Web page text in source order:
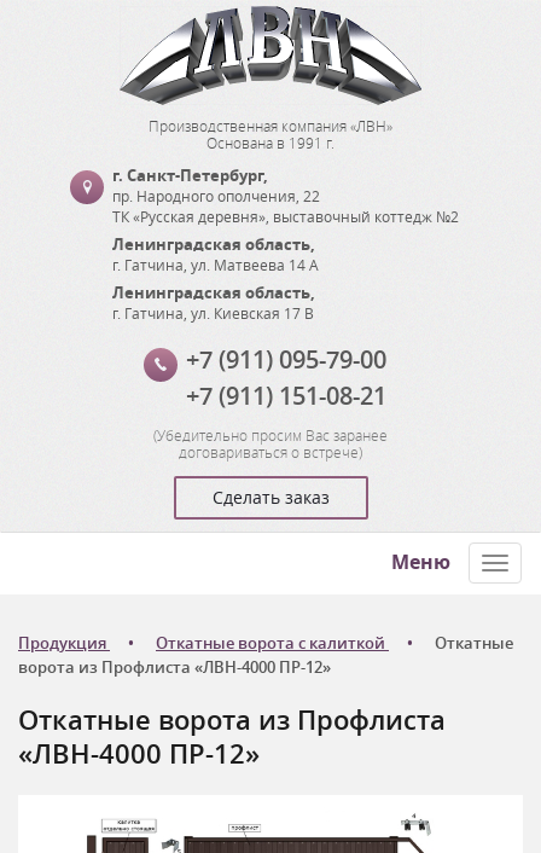
Производственная компания «ЛВН»
Основана в 1991 г.
г. Санкт-Петербург,
пр. Народного ополчения, 22
ТК «Русская деревня», выставочный коттедж №2
Ленинградская область,
г. Гатчина ул. Матвеева 14 А
Ленинградская область,
г. Гатчина ул. Киевская 17 В
+7 (911) 095-79-00
+7 (911) 151-08-21
(Убедительно просим Вас заранее
договариваться о встрече)
Сделать заказ
Меню
Продукция Откатные ворота с калиткой
Откатные
ворота из Профлиста «ЛВН-4000 ПР-12»
Откатные ворота из Профлиста
«ЛВН-4000 ПР-12»